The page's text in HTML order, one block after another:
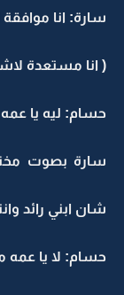
سارة: انا
( انا مستعدة
حسام: ليه يا
سارة بصوت
شان ابني رائد
حسام: لا يا عمه